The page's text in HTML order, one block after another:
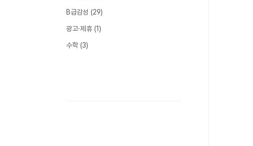
B급감성 (29)
광고·제휴 (1)
수학 (3)